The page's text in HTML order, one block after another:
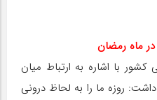
در ماه رمضان
با اشاره به ارتباط میان
روزه ما را به لحاظ درونی